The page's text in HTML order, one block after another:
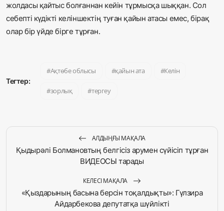
жолдасы қайтыс болғаннан кейін тұрмысқа шыққан. Сол
себепті күдікті келіншектің туған қайын атасы емес, бірақ
олар бір үйде бірге тұрған.
Тегтер:
Ақтөбе облысы қайын ата Келін
зорлық тергеу
АЛДЫҢҒЫ МАҚАЛА
Қыдырәлі Болмановтың белгісіз арумен сүйісіп тұрған
ВИДЕОСЫ тарады
КЕЛЕСІ МАҚАЛА
«Қыздарының басына берсін тоқалдықты»: Гүлзира
Айдарбекова депутатқа шүйлікті